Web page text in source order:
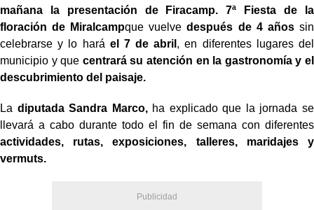
mañana la presentación de Firacamp. 7ª Fiesta de la
floración de Miralcampque vuelvedespués de 4 añossin
celebrarse y lo hará el 7 de abril , en diferentes lugares del
municipio y que centrará su atención en la gastronomía y el
descubrimiento del paisaje.
La diputada Sandra Marco,ha explicado que la jornada se
llevará a cabo durante todo el fin de semana con diferentes
actividades, rutas, exposiciones, talleres, maridajes y
vermuts.